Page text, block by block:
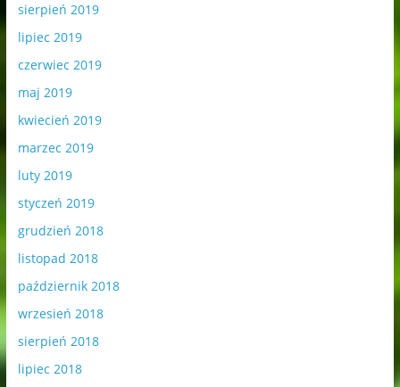
sierpień 2019
lipiec 2019
czerwiec 2019
maj 2019
kwiecień 2019
marzec 2019
luty 2019
styczeń 2019
grudzień 2018
listopad 2018
październik 2018
wrzesień 2018
sierpień 2018
lipiec 2018